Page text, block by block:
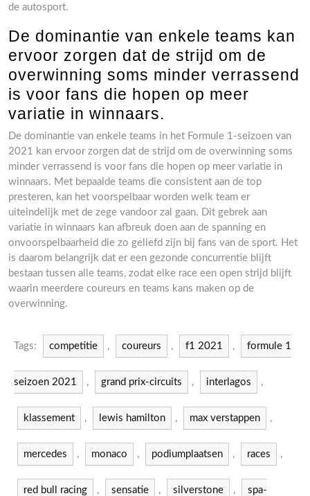
de autosport.
De dominantie van enkele teams kan
ervoor zorgen dat de strijd om de
overwinning soms minder verrassend
is voor fans die hopen op meer
variatie in winnaars.
De dominantie van enkele teams in het Formule 1-seizoen van
2021 kan ervoor zorgen dat de strijd om de overwinning soms
minder verrassend is voor fans die hopen op meer variatie in
winnaars. Met bepaalde teams die consistent aan de top
presteren, kan het voorspelbaar worden welk team er
uiteindelijk met de zege vandoor zal gaan. Dit gebrek aan
variatie in winnaars kan afbreuk doen aan de spanning en
onvoorspelbaarheid die zo geliefd zijn bij fans van de sport. Het
is daarom belangrijk dat er een gezonde concurrentie blijft
bestaan tussen alle teams, zodat elke race een open strijd blijft
waarin meerdere coureurs en teams kans maken op de
overwinning.
Tags: competitie , coureurs , f1 2021 , formule 1
seizoen 2021 , grand prix-circuits , interlagos ,
klassement , lewis hamilton , max verstappen ,
mercedes , monaco , podiumplaatsen , races ,
red bull racing , sensatie , silverstone , spa-